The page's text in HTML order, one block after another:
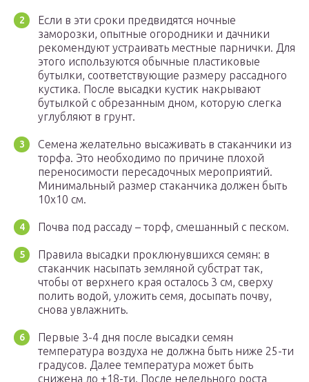
Если в эти сроки предвидятся ночные
заморозки, опытные огородники и дачники
рекомендуют устраивать местные парнички. Для
этого используются обычные пластиковые
бутылки, соответствующие размеру рассадного
кустика. После высадки кустик накрывают
бутылкой с обрезанным дном, которую слегка
углубляют в грунт.
Семена желательно высаживать в стаканчики из
торфа. Это необходимо по причине плохой
переносимости пересадочных мероприятий.
Минимальный размер стаканчика должен быть
10х10 см.
Почва под рассаду – торф, смешанный с песком.
Правила высадки проклюнувшихся семян: в
стаканчик насыпать земляной субстрат так,
чтобы от верхнего края осталось 3 см, сверху
полить водой, уложить семя, досыпать почву,
снова увлажнить.
Первые 3-4 дня после высадки семян
температура воздуха не должна быть ниже 25-ти
градусов. Далее температура может быть
снижена до +18-ти. После недельного роста